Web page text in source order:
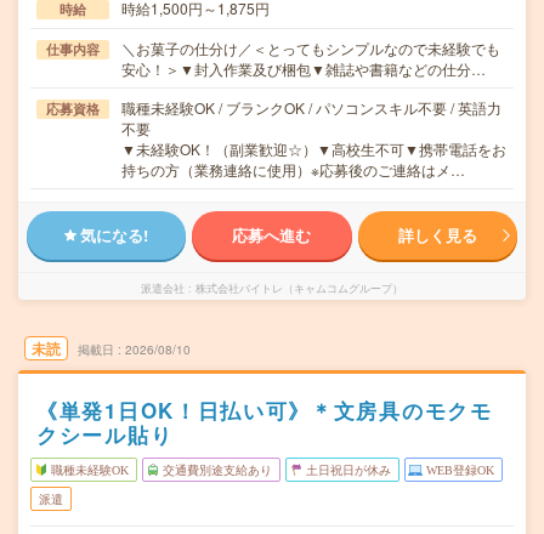
時給 時給1,500円～1,875円
仕事内容
＼お菓子の仕分け／＜とってもシンプルなので未経験でも
安心！＞▼封入作業及び梱包▼雑誌や書籍などの仕分…
応募資格
職種未経験OK / ブランクOK / パソコンスキル不要 / 英語力
不要
▼未経験OK！（副業歓迎☆）▼高校生不可▼携帯電話をお
持ちの方（業務連絡に使用）※応募後のご連絡はメ…
気になる! 応募へ進む 詳しく見る
派遣会社 株式会社バイトレ（キャムコムグループ）
未読 掲載日 2026/08/10
《単発1日OK！日払い可》＊文房具のモクモ
クシール貼り
職種未経験OK 交通費別途支給あり 土日祝日が休み WEB登録OK
派遣